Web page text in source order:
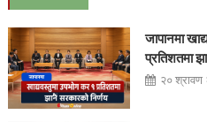
जापानमा
प्रतिशतमा
२०